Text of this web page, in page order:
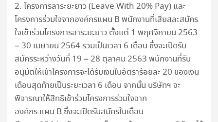
2. โครงการลาระยะยาว (Leave With 20% Pay) และ
โครงการร่วมใจจากองค์กรแผน B พนักงานที่เสียสละสมัคร
ใจเข้าร่วมโครงการลาระยะยาว ตั้งแต่ 1 พฤศจิกายน 2563
– 30 เมษายน 2564 รวมเป็นเวลา 6 เดือน ซึ่งจะเปิดรับ
สมัครระหว่างวันที่ 19 – 28 ตุลาคม 2563 พนักงานที่รับ
อนุมัติให้เข้าโครงการจะได้รับเงินในอัตราร้อยละ 20 ของเงิน
เดือนสุดท้ายเป็นระยะเวลา 6 เดือน จากนั้น บริษัทฯ จะ
พิจารณาให้สิทธิเข้าร่วมโครงการร่วมใจจาก
องค์กร แผน B ซึ่งจะเปิดรับสมัครในเดือน